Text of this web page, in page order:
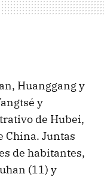
Huanggang y
y
de Hubei,
China. Juntas
de habitantes,
(11) y